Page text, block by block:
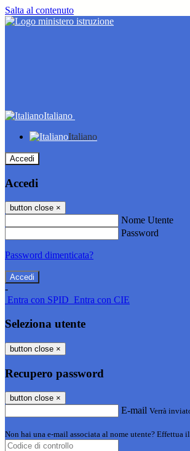
Salta al contenuto
Italiano
Italiano
Accedi
Accedi
button close ×
Nome Utente
Password
Password dimenticata?
-
Entra con SPID Entra con CIE
Seleziona utente
button close ×
Recupero password
button close ×
E-mail Verrà
Non hai una e-mail associata al nome utente? Effettua